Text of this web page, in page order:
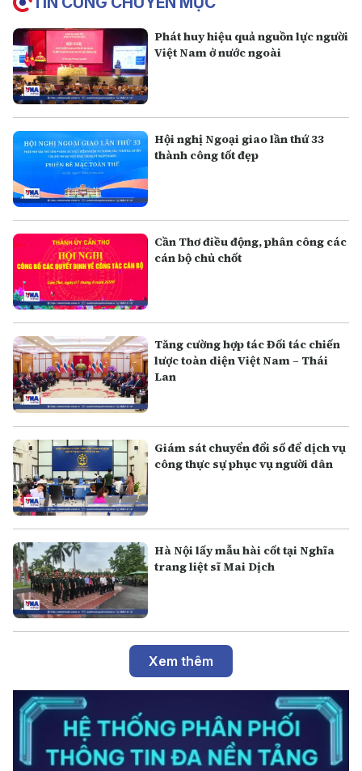
Phát huy hiệu quả nguồn lực người
Việt Nam ở nước ngoài
Hội nghị Ngoại giao lần thứ 33
thành công tốt đẹp
Cần Thơ điều động, phân công các
cán bộ chủ chốt
Tăng cường hợp tác Đối tác chiến
lược toàn diện Việt Nam – Thái
Lan
Giám sát chuyển đổi số để dịch vụ
công thực sự phục vụ người dân
Hà Nội lấy mẫu hài cốt tại Nghĩa
trang liệt sĩ Mai Dịch
Xem thêm